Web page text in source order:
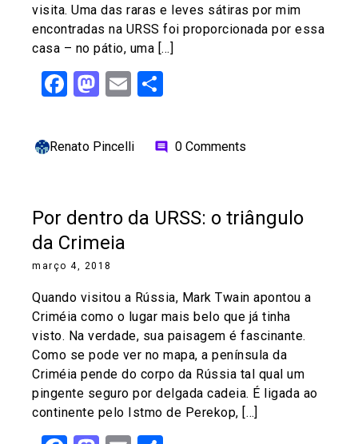
visita. Uma das raras e leves sátiras por mim
encontradas na URSS foi proporcionada por essa
casa – no pátio, uma […]
Facebook
Mastodon
Email
Renato Pincelli comment 0 Comments
Por dentro da URSS: o triângulo
da Crimeia
março 4, 2018
Quando visitou a Rússia, Mark Twain apontou a
Criméia como o lugar mais belo que já tinha
visto. Na verdade, sua paisagem é fascinante.
Como se pode ver no mapa, a península da
Criméia pende do corpo da Rússia tal qual um
pingente seguro por delgada cadeia. É ligada ao
continente pelo Istmo de Perekop, […]